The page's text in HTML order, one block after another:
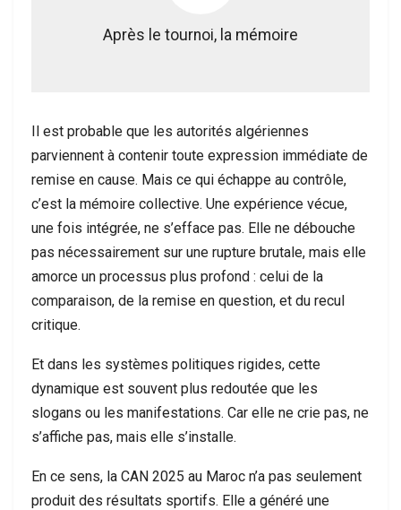
Après le tournoi, la mémoire
Il est probable que les autorités algériennes
parviennent à contenir toute expression immédiate de
remise en cause. Mais ce qui échappe au contrôle,
c’est la mémoire collective. Une expérience vécue,
une fois intégrée, ne s’efface pas. Elle ne débouche
pas nécessairement sur une rupture brutale, mais elle
amorce un processus plus profond : celui de la
comparaison, de la remise en question, et du recul
critique.
Et dans les systèmes politiques rigides, cette
dynamique est souvent plus redoutée que les
slogans ou les manifestations. Car elle ne crie pas, ne
s’affiche pas, mais elle s’installe.
En ce sens, la CAN 2025 au Maroc n’a pas seulement
produit des résultats sportifs. Elle a généré une